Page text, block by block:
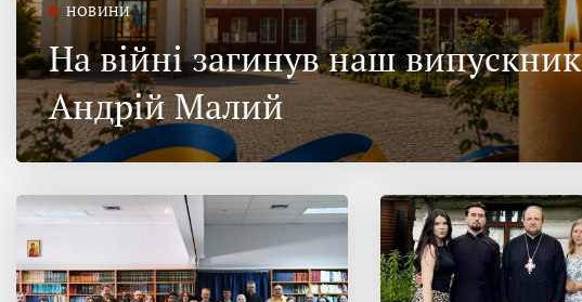
НОВИНИ
На війні загинув наш випускник
Андрій Малий